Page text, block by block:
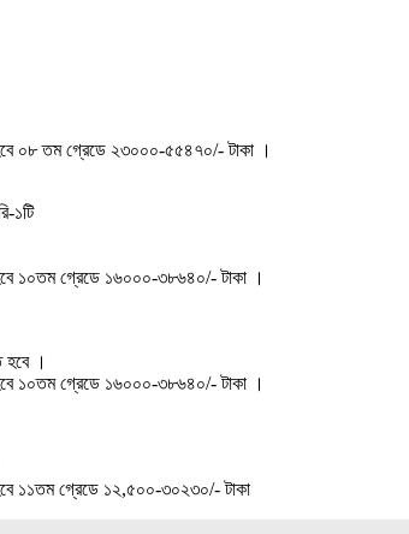
০৮ তম গ্রেডে ২৩০০০-৫৫৪৭০/- টাকা ।
১টি
১০তম গ্রেডে ১৬০০০-৩৮৬৪০/- টাকা ।
হবে ।
১০তম গ্রেডে ১৬০০০-৩৮৬৪০/- টাকা ।
১১তম গ্রেডে ১২,৫০০-৩০২৩০/- টাকা